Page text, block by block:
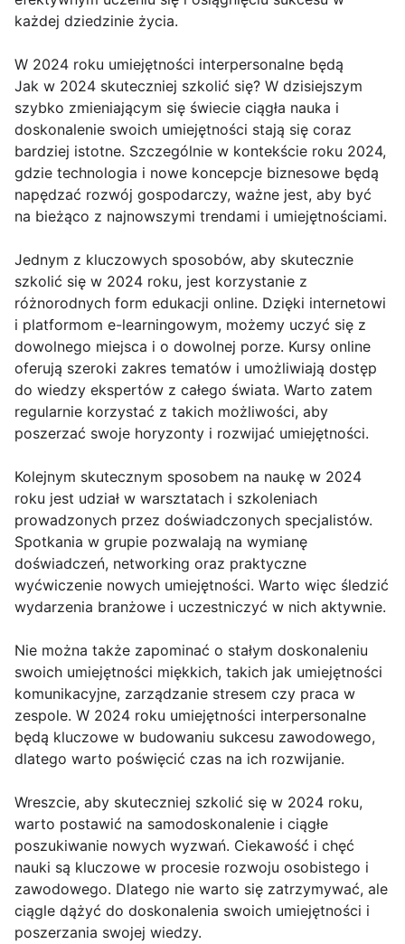
każdej dziedzinie życia.
W 2024 roku umiejętności interpersonalne będą
Jak w 2024 skuteczniej szkolić się? W dzisiejszym
szybko zmieniającym się świecie ciągła nauka i
doskonalenie swoich umiejętności stają się coraz
bardziej istotne. Szczególnie w kontekście roku 2024,
gdzie technologia i nowe koncepcje biznesowe będą
napędzać rozwój gospodarczy, ważne jest, aby być
na bieżąco z najnowszymi trendami i umiejętnościami.
Jednym z kluczowych sposobów, aby skutecznie
szkolić się w 2024 roku, jest korzystanie z
różnorodnych form edukacji online. Dzięki internetowi
i platformom e-learningowym, możemy uczyć się z
dowolnego miejsca i o dowolnej porze. Kursy online
oferują szeroki zakres tematów i umożliwiają dostęp
do wiedzy ekspertów z całego świata. Warto zatem
regularnie korzystać z takich możliwości, aby
poszerzać swoje horyzonty i rozwijać umiejętności.
Kolejnym skutecznym sposobem na naukę w 2024
roku jest udział w warsztatach i szkoleniach
prowadzonych przez doświadczonych specjalistów.
Spotkania w grupie pozwalają na wymianę
doświadczeń, networking oraz praktyczne
wyćwiczenie nowych umiejętności. Warto więc śledzić
wydarzenia branżowe i uczestniczyć w nich aktywnie.
Nie można także zapominać o stałym doskonaleniu
swoich umiejętności miękkich, takich jak umiejętności
komunikacyjne, zarządzanie stresem czy praca w
zespole. W 2024 roku umiejętności interpersonalne
będą kluczowe w budowaniu sukcesu zawodowego,
dlatego warto poświęcić czas na ich rozwijanie.
Wreszcie, aby skuteczniej szkolić się w 2024 roku,
warto postawić na samodoskonalenie i ciągłe
poszukiwanie nowych wyzwań. Ciekawość i chęć
nauki są kluczowe w procesie rozwoju osobistego i
zawodowego. Dlatego nie warto się zatrzymywać, ale
ciągle dążyć do doskonalenia swoich umiejętności i
poszerzania swojej wiedzy.